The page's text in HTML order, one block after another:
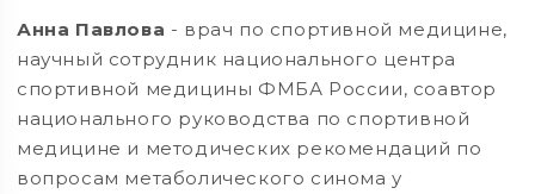
Анна Павлова - врач по спортивной медицине,
научный сотрудник национального центра
спортивной медицины ФМБА России, соавтор
национального руководства по спортивной
медицине и методических рекомендаций по
вопросам метаболического синома у